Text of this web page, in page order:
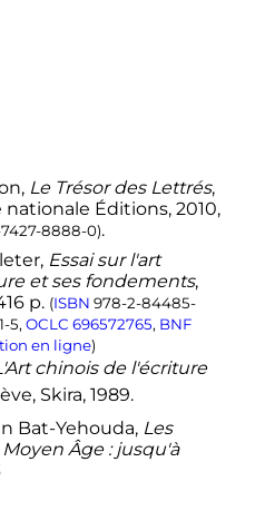
, Le Trésor des Lettrés,
nationale Éditions, 2010,
8888-0).
, Essai sur l'art
et ses fondements,
p. (ISBN 978-2-84485-
5, OCLC 696572765, BNF
en ligne)
chinois de l'écriture
Skira, 1989.
Bat-Yehouda, Les
Âge : jusqu'à